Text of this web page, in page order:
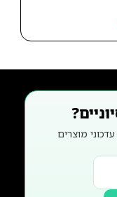
מוצרים